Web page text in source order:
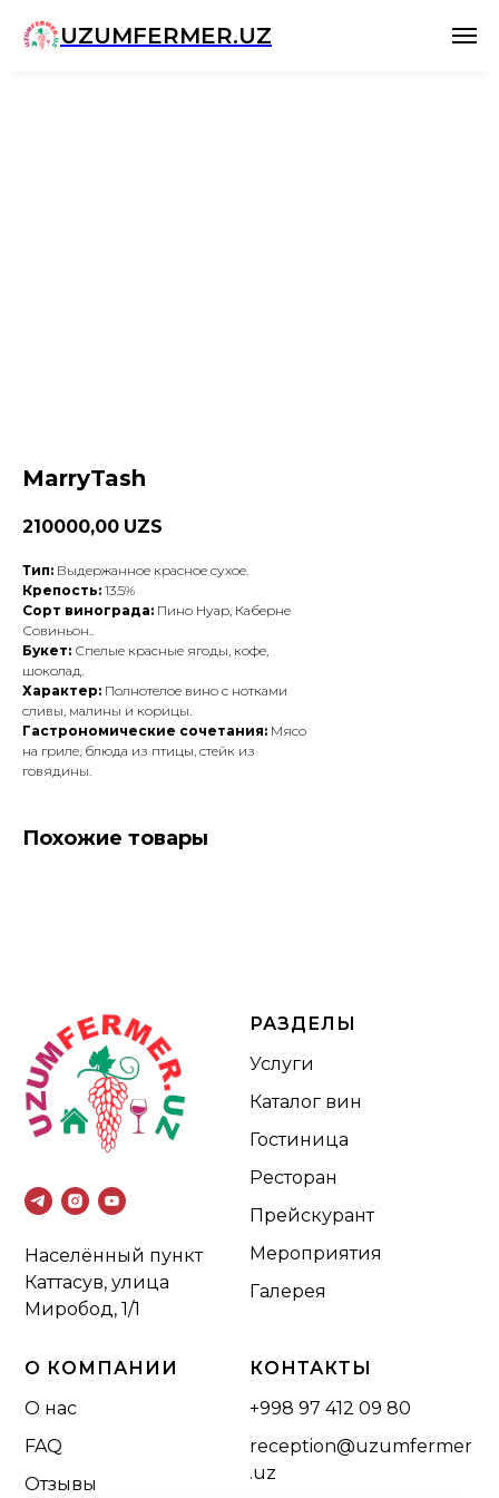
UZUMFERMER.UZ
MarryTash
210000,00 UZS
Тип: Выдержанное красное сухое.
Крепость: 13.5%
Сорт винограда: Пино Нуар, Каберне
Совиньон..
Букет: Спелые красные ягоды, кофе,
шоколад.
Характер: Полнотелое вино с нотками
сливы, малины и корицы.
Гастрономические сочетания: Мясо
на гриле, блюда из птицы, стейк из
говядины.
Похожие товары
Населённый пункт
Каттасув, улица
Миробод, 1/1
РАЗДЕЛЫ
Услуги
Каталог вин
Гостиница
Ресторан
Прейскурант
Мероприятия
Галерея
О КОМПАНИИ
О нас
FAQ
Отзывы
КОНТАКТЫ
+998 97 412 09 80
reception@uzumfermer
.uz